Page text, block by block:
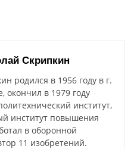
Скрипкин
родился в 1956 году в г.
окончил в 1979 году
институт,
институт повышения
в оборонной
11 изобретений.